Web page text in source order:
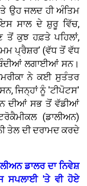
ਉਹ ਜਲਦ ਹੀ ਅੰਤਿਮ
ਸਾਲ ਦੇ ਸ਼ੁਰੂ ਵਿੱਚ,
ਤੋਂ ਕੁਝ ਹਫ਼ਤੇ ਪਹਿਲਾਂ,
ਪ੍ਰੈਸ਼ਰ’ (ਵੱਧ ਤੋਂ ਵੱਧ
ਲਗਾਈਆਂ ਸਨ।
ਨੇ ਕਈ ਸੁਤੰਤਰ
ਜਿਨ੍ਹਾਂ ਨੂੰ 'ਟੀਪੋਟਸ'
ਦੀਆਂ ਸਭ ਤੋਂ ਵੱਡੀਆਂ
(ਡਾਲੀਅਨ)
ਤੇਲ ਦੀ ਦਰਾਮਦ ਕਰਦੇ
ਡਾਲਰ ਦਾ ਨਿਵੇਸ਼
ਸਪਲਾਈ 'ਤੇ ਵੀ ਹੋਏ